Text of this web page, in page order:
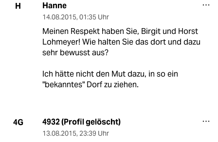
H Hanne
14.08.2015, 01:35 Uhr
Meinen Respekt haben Sie, Birgit und Horst
Lohmeyer! Wie halten Sie das dort und dazu
sehr bewusst aus?
Ich hätte nicht den Mut dazu, in so ein
"bekanntes" Dorf zu ziehen.
4G 4932 (Profil gelöscht)
13.08.2015, 23:39 Uhr